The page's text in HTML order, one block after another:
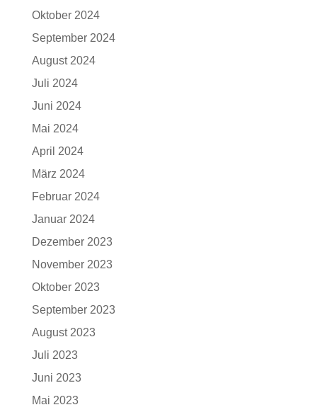
Oktober 2024
September 2024
August 2024
Juli 2024
Juni 2024
Mai 2024
April 2024
März 2024
Februar 2024
Januar 2024
Dezember 2023
November 2023
Oktober 2023
September 2023
August 2023
Juli 2023
Juni 2023
Mai 2023